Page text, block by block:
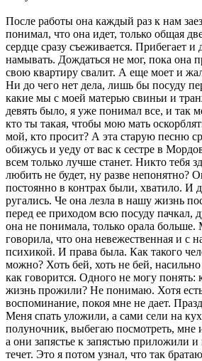
После работы она каждый раз к нам
понимал, что она идет, только общая
сердце сразу съеживается. Прибегает и
намывать. Дождаться не мог, пока она
свою квартиру свалит. А еще моет и
Ни до чего нет дела, лишь бы посуду
какие мы с моей матерью свиньи и
девять было, я уже понимал все, и так
кто ты такая, чтобы мою мать
мой, кто просит? А эта старую песню
обижусь и уеду от вас к сестре в
всем только лучше станет. Никто тебя
любить не будет, ну разве непонятно?
постоянно в контрах были, хватило. И
ругались. Че она лезла в нашу жизнь
перед ее приходом всю посуду пачкал,
она не понимала, только орала больше.
говорила, что она невежественная и с
психикой. И права была. Как такого
можно? Хоть бей, хоть не бей,
как говорится. Одного не могу понять:
жизнь прожили? Не понимаю. Хотя
воспоминание, покоя мне не дает.
Меня спать уложили, а сами сели на
полуночник, выбегаю посмотреть, мне
а они запястье к запястью приложили
течет. Это я потом узнал, что так